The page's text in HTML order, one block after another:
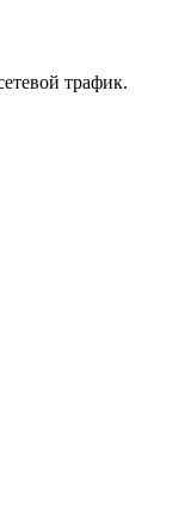
трафик.